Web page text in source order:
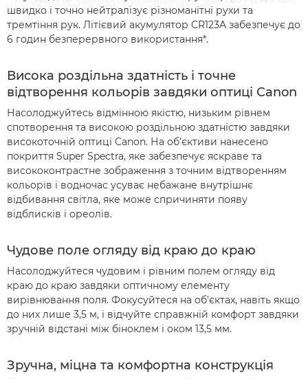
швидко і точно нейтралізує різноманітні рухи та
тремтіння рук. Літієвий акумулятор CR123A забезпечує до
6 годин безперервного використання*.
Висока роздільна здатність і точне
відтворення кольорів завдяки оптиці Canon
Насолоджуйтесь відмінною якістю, низьким рівнем
спотворення та високою роздільною здатністю завдяки
високоточній оптиці Canon. На об’єктиви нанесено
покриття Super Spectra, яке забезпечує яскраве та
висококонтрастне зображення з точним відтворенням
кольорів і водночас усуває небажане внутрішнє
відбивання світла, яке може спричиняти появу
відблисків і ореолів.
Чудове поле огляду від краю до краю
Насолоджуйтеся чудовим і рівним полем огляду від
краю до краю завдяки оптичному елементу
вирівнювання поля. Фокусуйтеся на об’єктах, навіть якщо
до них лише 3,5 м, і відчуйте справжній комфорт завдяки
зручній відстані між біноклем і оком 13,5 мм.
Зручна, міцна та комфортна конструкція